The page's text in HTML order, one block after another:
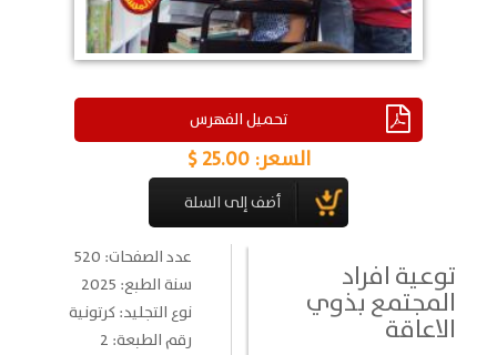
تحميل الفهرس
السعر:25.00 $
توعية افراد
المجتمع بذوي
الاعاقة
عدد الصفحات: 520
سنة الطبع: 2025
نوع التجليد: كرتونية
رقم الطبعة: 2